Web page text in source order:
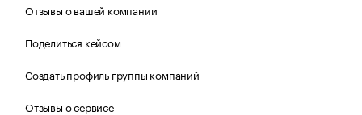
Отзывы о вашей компании
Поделиться кейсом
Создать профиль группы компаний
Отзывы о сервисе